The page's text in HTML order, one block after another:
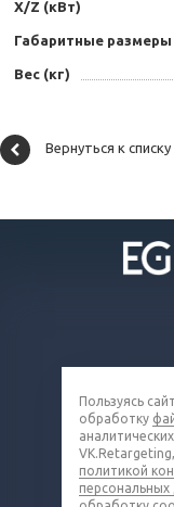
X/Z (кВт)
Габаритные
Вес (кг)
Вернуться к списку
Пользуясь
обработку
политикой